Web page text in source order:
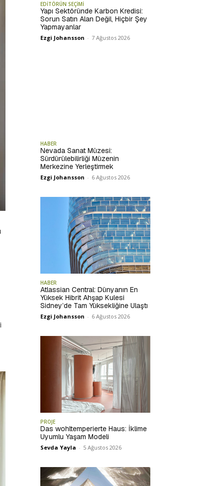
EDİTÖRÜN SEÇİMİ
Yapı Sektöründe Karbon Kredisi:
Sorun Satın Alan Değil, Hiçbir Şey
Yapmayanlar
Ezgi Johansson - 7 Ağustos 2026
HABER
Nevada Sanat Müzesi:
Sürdürülebilirliği Müzenin
Merkezine Yerleştirmek
Ezgi Johansson - 6 Ağustos 2026
HABER
Atlassian Central: Dünyanın En
Yüksek Hibrit Ahşap Kulesi
Sidney’de Tam Yüksekliğine Ulaştı
Ezgi Johansson - 6 Ağustos 2026
PROJE
Das wohltemperierte Haus: İklime
Uyumlu Yaşam Modeli
Sevda Yayla - 5 Ağustos 2026